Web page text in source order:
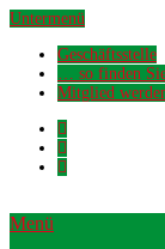
Untermenü
Geschäftsstelle
… so finden
Mitglied
Menü